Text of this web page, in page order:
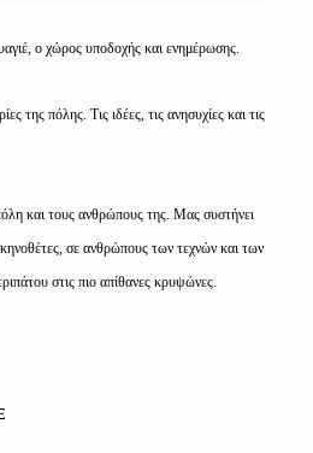
ο χώρος υποδοχής και ενημέρωσης.
της πόλης. Τις ιδέες, τις ανησυχίες και τις
και τους ανθρώπους της. Μας συστήνει
σε ανθρώπους των τεχνών και των
στις πιο απίθανες κρυψώνες.